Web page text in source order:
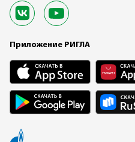
Приложение РИГЛА